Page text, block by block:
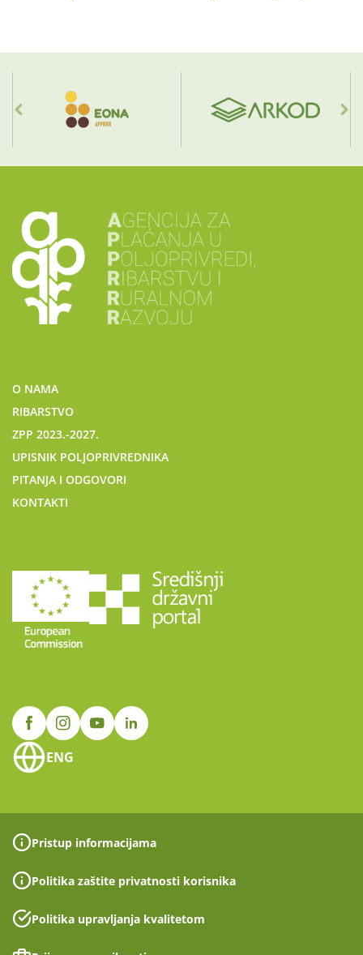
O NAMA
RIBARSTVO
ZPP 2023.-2027.
UPISNIK POLJOPRIVREDNIKA
PITANJA I ODGOVORI
KONTAKTI
ENG
Pristup informacijama
Politika zaštite privatnosti korisnika
Politika upravljanja kvalitetom